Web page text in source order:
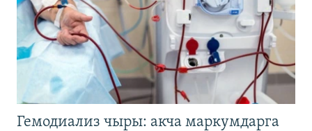
Гемодиализ чыры: акча маркумдарга